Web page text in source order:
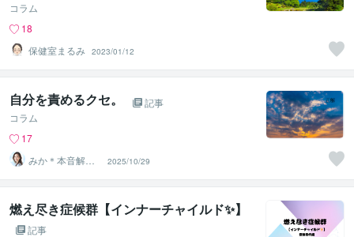
コラム
18
保健室まるみ 2023/01/12
自分を責めるクセ。
記事
コラム
17
みか＊本音解放
サポーター
2025/10/29
燃え尽き症候群【インナーチャイルド✨】
記事